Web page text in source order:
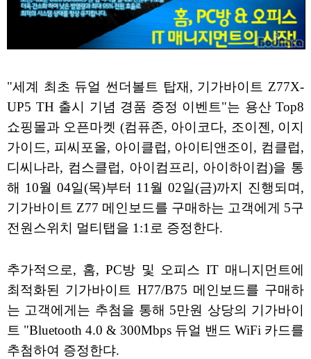
"세계 최초 듀얼 썬더볼트 탑재, 기가바이트 Z77X-
UP5 TH 출시 기념 경품 증정 이벤트"는 용산 Top8
쇼핑몰과 오픈마켓 (컴퓨존, 아이코다, 조이젠, 이지
가이드, 피씨포올, 아이클럽, 아이티앤조이, 컴클럽,
디씨나라, 컴스클럽, 아이컴프리, 아이하이컴)을 통
해 10월 04일(목)부터 11월 02일(금)까지 진행되며,
기가바이트 Z77 메인보드를 구매하는 고객에게 5구
전원스위치 멀티탭을 1:1로 증정한다.
추가적으로, 홈, PC방 및 오피스 IT 매니지먼트에
최적화된 기가바이트 H77/B75 메인보드를 구매하
는 고객에게는 추첨을 통해 5만원 상당의 기가바이
트 "Bluetooth 4.0 & 300Mbps 듀얼 밴드 WiFi 카드를
추첨하여 증정한댜.